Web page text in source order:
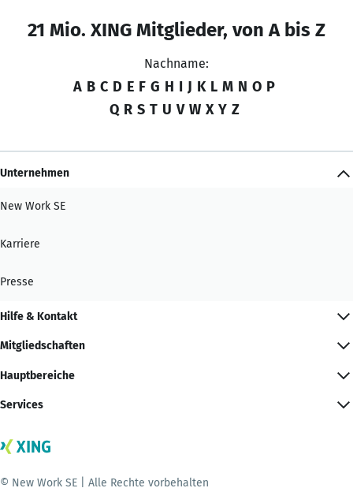
21 Mio. XING Mitglieder, von A bis Z
Nachname:
A B C D E F G H I J K L M N O P
Q R S T U V W X Y Z
Unternehmen
New Work SE
Karriere
Presse
Hilfe & Kontakt
Mitgliedschaften
Hauptbereiche
Services
© New Work SE | Alle Rechte vorbehalten